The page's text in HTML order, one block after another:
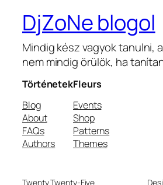
DjZoNe blogol
Mindig kész vagyok tanulni,
nem mindig örülök, ha
Történetek
Blog
About
FAQs
Authors
Fleurs
Events
Shop
Patterns
Themes
Twenty Twenty-Five